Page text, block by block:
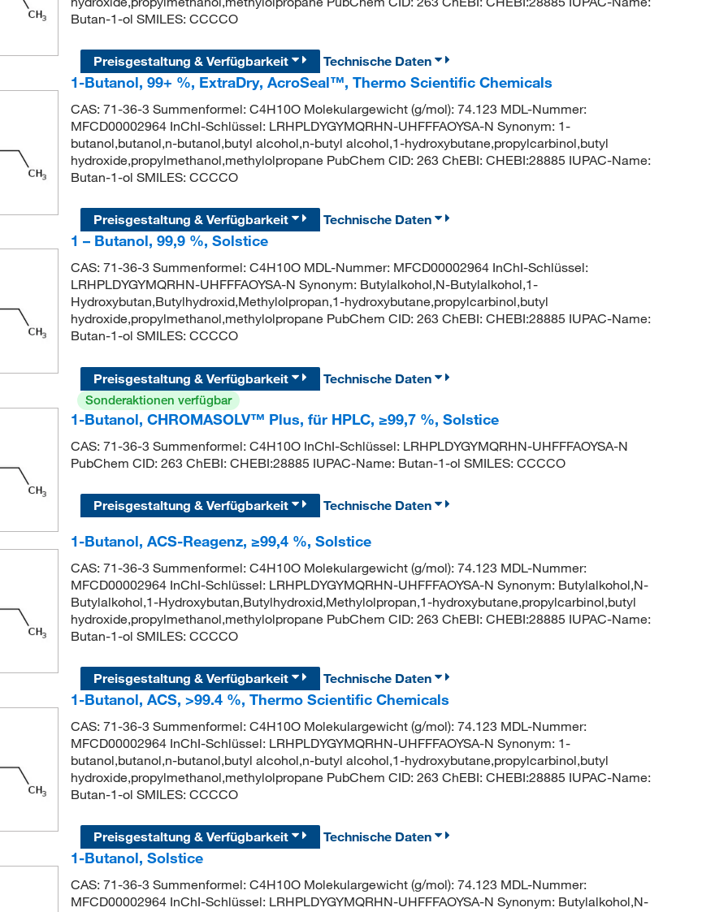
Butan-1-ol SMILES: CCCCO
Preisgestaltung & Verfügbarkeit
Technische Daten
1-Butanol, 99+ %, ExtraDry, AcroSeal™, Thermo Scientific Chemicals
CAS: 71-36-3 Summenformel: C4H10O Molekulargewicht (g/mol): 74.123 MDL-Nummer:
MFCD00002964 InChI-Schlüssel: LRHPLDYGYMQRHN-UHFFFAOYSA-N Synonym: 1-
butanol,butanol,n-butanol,butyl alcohol,n-butyl alcohol,1-hydroxybutane,propylcarbinol,butyl
hydroxide,propylmethanol,methylolpropane PubChem CID: 263 ChEBI: CHEBI:28885 IUPAC-Name:
Butan-1-ol SMILES: CCCCO
Preisgestaltung & Verfügbarkeit
Technische Daten
1 – Butanol, 99,9 %, Solstice
CAS: 71-36-3 Summenformel: C4H10O MDL-Nummer: MFCD00002964 InChI-Schlüssel:
LRHPLDYGYMQRHN-UHFFFAOYSA-N Synonym: Butylalkohol,N-Butylalkohol,1-
Hydroxybutan,Butylhydroxid,Methylolpropan,1-hydroxybutane,propylcarbinol,butyl
hydroxide,propylmethanol,methylolpropane PubChem CID: 263 ChEBI: CHEBI:28885 IUPAC-Name:
Butan-1-ol SMILES: CCCCO
Preisgestaltung & Verfügbarkeit
Technische Daten
Sonderaktionen verfügbar
1-Butanol, CHROMASOLV™ Plus, für HPLC, ≥99,7 %, Solstice
CAS: 71-36-3 Summenformel: C4H10O InChI-Schlüssel: LRHPLDYGYMQRHN-UHFFFAOYSA-N
PubChem CID: 263 ChEBI: CHEBI:28885 IUPAC-Name: Butan-1-ol SMILES: CCCCO
Preisgestaltung & Verfügbarkeit Technische Daten
1-Butanol, ACS-Reagenz, ≥99,4 %, Solstice
CAS: 71-36-3 Summenformel: C4H10O Molekulargewicht (g/mol): 74.123 MDL-Nummer:
MFCD00002964 InChI-Schlüssel: LRHPLDYGYMQRHN-UHFFFAOYSA-N Synonym: Butylalkohol,N-
Butylalkohol,1-Hydroxybutan,Butylhydroxid,Methylolpropan,1-hydroxybutane,propylcarbinol,butyl
hydroxide,propylmethanol,methylolpropane PubChem CID: 263 ChEBI: CHEBI:28885 IUPAC-Name:
Butan-1-ol SMILES: CCCCO
Preisgestaltung & Verfügbarkeit
Technische Daten
1-Butanol, ACS, >99.4 %, Thermo Scientific Chemicals
CAS: 71-36-3 Summenformel: C4H10O Molekulargewicht (g/mol): 74.123 MDL-Nummer:
MFCD00002964 InChI-Schlüssel: LRHPLDYGYMQRHN-UHFFFAOYSA-N Synonym: 1-
butanol,butanol,n-butanol,butyl alcohol,n-butyl alcohol,1-hydroxybutane,propylcarbinol,butyl
hydroxide,propylmethanol,methylolpropane PubChem CID: 263 ChEBI: CHEBI:28885 IUPAC-Name:
Butan-1-ol SMILES: CCCCO
Preisgestaltung & Verfügbarkeit
Technische Daten
1-Butanol, Solstice
CAS: 71-36-3 Summenformel: C4H10O Molekulargewicht (g/mol): 74.123 MDL-Nummer:
MFCD00002964 InChI-Schlüssel: LRHPLDYGYMQRHN-UHFFFAOYSA-N Synonym: Butylalkohol,N-